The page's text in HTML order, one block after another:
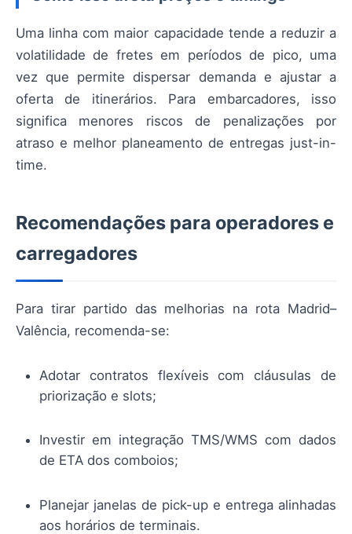
Uma linha com maior capacidade tende a reduzir a
volatilidade de fretes em períodos de pico, uma
vez que permite dispersar demanda e ajustar a
oferta de itinerários. Para embarcadores, isso
significa menores riscos de penalizações por
atraso e melhor planeamento de entregas just-in-
time.
Recomendações para operadores e
carregadores
Para tirar partido das melhorias na rota Madrid–
Valência, recomenda-se:
Adotar contratos flexíveis com cláusulas de
priorização e slots;
Investir em integração TMS/WMS com dados
de ETA dos comboios;
Planejar janelas de pick-up e entrega alinhadas
aos horários de terminais.